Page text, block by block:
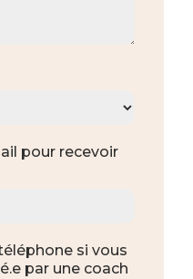
pour recevoir
si vous
par une coach